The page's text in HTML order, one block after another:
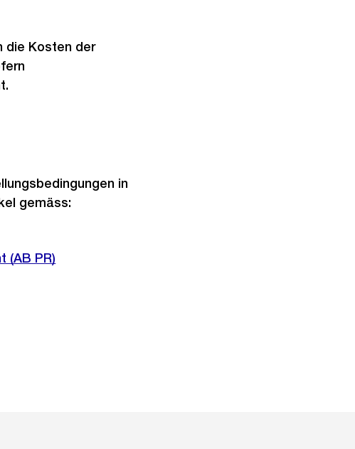
die Kosten der
in
gemäss:
(AB PR)